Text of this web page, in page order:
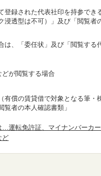
登録された代表社印を持参でき
浸透型は不可）」及び「閲覧者
は、「委任状」及び「閲覧する
どが閲覧する場合
有償の賃貸借で対象となる筆・
覧者の本人確認書類」
運転免許証、マイナンバーカ
ど